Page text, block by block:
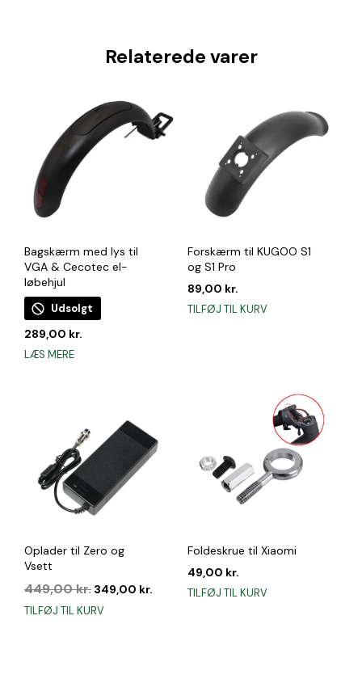
Relaterede varer
Bagskærm med lys til
VGA & Cecotec el-
løbehjul
Udsolgt
289,00 kr.
LÆS MERE
Forskærm til KUGOO S1
og S1 Pro
89,00 kr.
TILFØJ TIL KURV
Oplader til Zero og
Vsett
449,00kr. Den
pris
349,00 kr.
TILFØJ TIL KURV
Foldeskrue til Xiaomi
49,00 kr.
TILFØJ TIL KURV